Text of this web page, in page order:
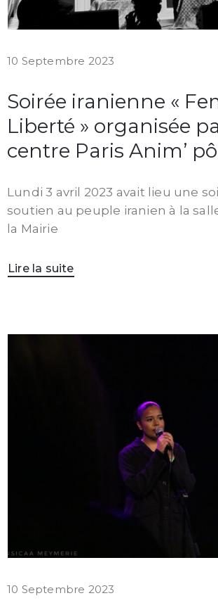
10 Septembre 2023
Soirée iranienne «
Liberté » organisée
centre Paris Anim’
Lundi 3 avril 2023 avait lieu une
soutien au peuple iranien à la
la Mairie
Lire la suite
10 Septembre 2023